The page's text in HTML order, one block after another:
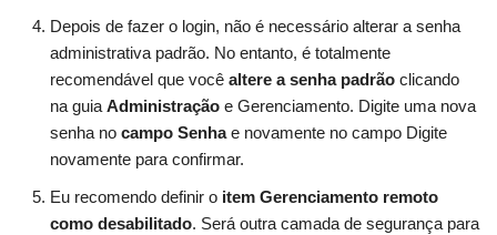
Depois de fazer o login, não é necessário alterar a senha
administrativa padrão. No entanto, é totalmente
recomendável que você altere a senha padrão clicando
na guia Administração e Gerenciamento. Digite uma nova
senha no campo Senhae novamente no campo Digite
novamente para confirmar.
Eu recomendo definir o item Gerenciamento remoto
como desabilitado. Será outra camada de segurança para